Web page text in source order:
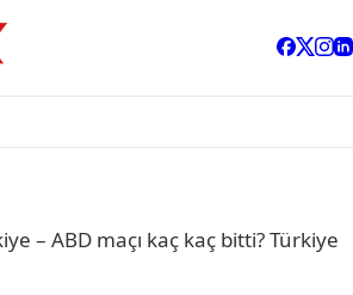
– ABD maçı kaç kaç bitti? Türkiye